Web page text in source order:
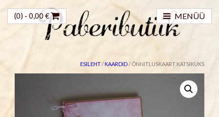
MENÜÜ
(0) - 0,00 €
ESILEHT/ KAARDID/ ÕNNITLUSKAART KATSIKUKS